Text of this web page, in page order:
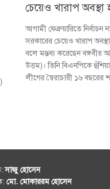
চেয়েও খারাপ অবস্থা
আগামী ফেব্রুয়ারিতে নির্বাচন
সরকারের চেয়েও খারাপ
বলে মন্তব্য করেছেন বঙ্গবীর
উত্তম)। তিনি বিএনপিকে
লীগের স্বৈরাচারী ১৬ বছরের
সাজু হোসেন
মো. মোকাররম হোসেন